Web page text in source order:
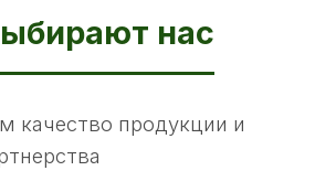
нас
качество продукции и